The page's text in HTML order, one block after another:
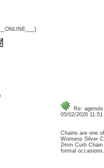
Re:
05/02/2026
Chains are one
Womens Silver
2mm Curb
formal